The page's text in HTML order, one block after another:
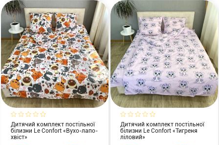
Дитячий комплект постільної
білизни Le Confort «Вухо-лапо-
хвіст»
Дитячий комплект постільної
білизни Le Confort «Тигреня
ліловий»